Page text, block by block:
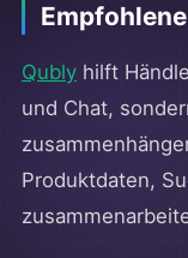
Qublyhilft
und Chat,
Produktdaten,